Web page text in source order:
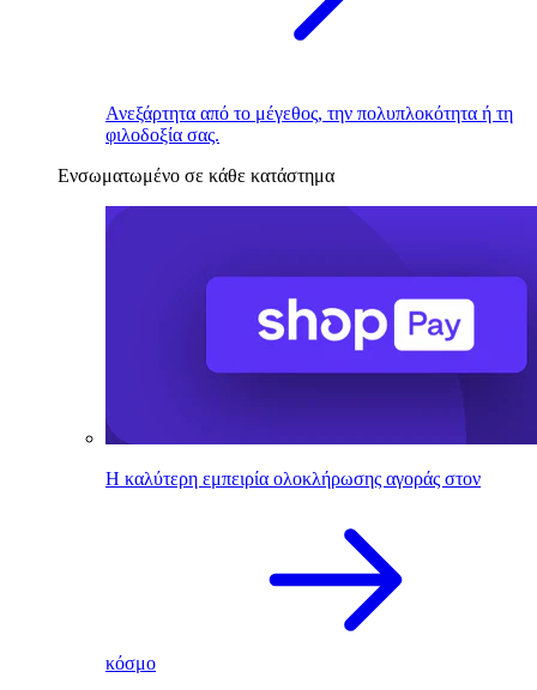
Ανεξάρτητα από το μέγεθος, την πολυπλοκότητα ή τη
φιλοδοξία σας.
Ενσωματωμένο σε κάθε κατάστημα
Η καλύτερη εμπειρία ολοκλήρωσης αγοράς στον
κόσμο